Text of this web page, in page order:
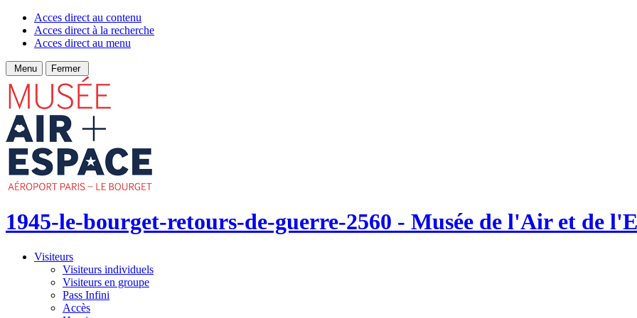
Acces direct au contenu
Acces direct à la recherche
Acces direct au menu
Menu Fermer
1945-le-bourget-retours-de-guerre-2560 - Musée de l'Air et de
Visiteurs
Visiteurs individuels
Visiteurs en groupe
Pass Infini
Accès